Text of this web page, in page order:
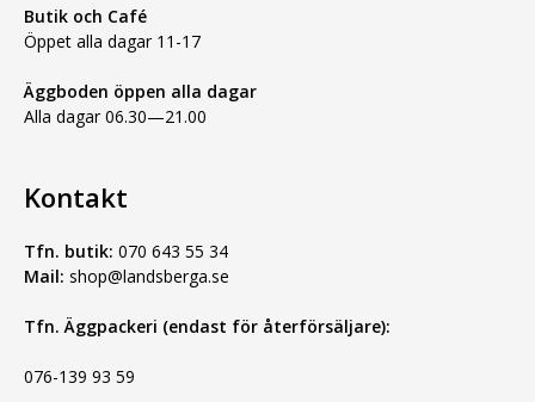
Butik och Café
Öppet alla dagar 11-17
Äggboden öppen alla dagar
Alla dagar 06.30—21.00
Kontakt
Tfn. butik: 070 643 55 34
Mail: shop@landsberga.se
Tfn. Äggpackeri (endast för återförsäljare):
076-139 93 59